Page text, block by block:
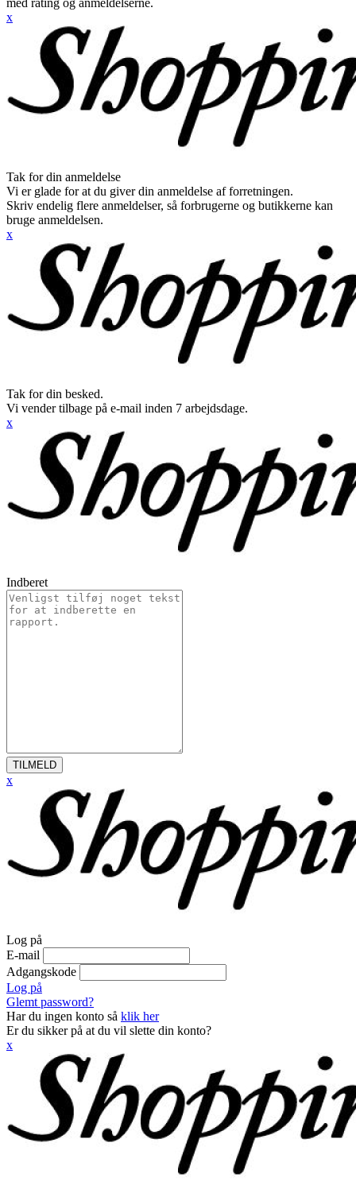
med rating og anmeldelserne.
x
Tak for din anmeldelse
Vi er glade for at du giver din anmeldelse af forretningen.
Skriv endelig flere anmeldelser, så forbrugerne og butikkerne kan
bruge anmeldelsen.
x
Tak for din besked.
Vi vender tilbage på e-mail inden 7 arbejdsdage.
x
Indberet
TILMELD
x
Log på
E-mail
Adgangskode
Log på
Glemt password?
Har du ingen konto så klik her
Er du sikker på at du vil slette din konto?
x